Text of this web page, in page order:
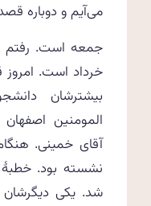
می‌آیم و دوباره
جمعه است. رفتم
خرداد است. امروز
بیشترشان
المومنین
آقای خمینی.
نشسته بود.
شد. یکی